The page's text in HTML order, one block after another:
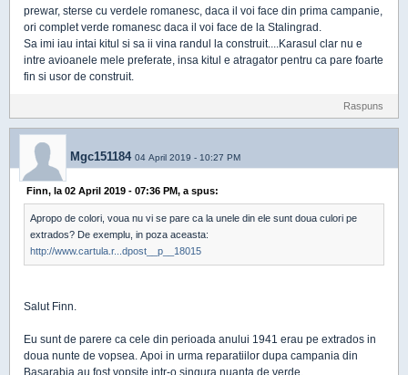
prewar, sterse cu verdele romanesc, daca il voi face din prima campanie,
ori complet verde romanesc daca il voi face de la Stalingrad.
Sa imi iau intai kitul si sa ii vina randul la construit....Karasul clar nu e
intre avioanele mele preferate, insa kitul e atragator pentru ca pare foarte
fin si usor de construit.
Raspuns
Mgc151184 04 April 2019 - 10:27 PM
Finn, la 02 April 2019 - 07:36 PM, a spus:
Apropo de colori, voua nu vi se pare ca la unele din ele sunt doua culori pe
extrados? De exemplu, in poza aceasta:
http://www.cartula.r...dpost__p__18015
Salut Finn.
Eu sunt de parere ca cele din perioada anului 1941 erau pe extrados in
doua nunte de vopsea. Apoi in urma reparatiilor dupa campania din
Basarabia au fost vopsite intr-o singura nuanta de verde.